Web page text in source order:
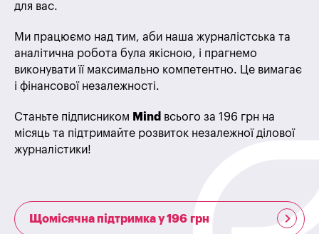
для вас.
Ми працюємо над тим, аби наша журналістська та
аналітична робота була якісною, і прагнемо
виконувати її максимально компетентно. Це вимагає
і фінансової незалежності.
Станьте підписником Mind всього за 196 грн на
місяць та підтримайте розвиток незалежної ділової
журналістики!
Щомісячна підтримка у 196 грн